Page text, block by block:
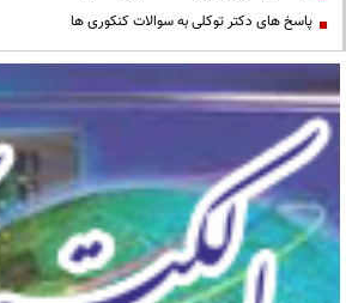
پاسخ های دکتر توکلی به سوالات کنکوری ها